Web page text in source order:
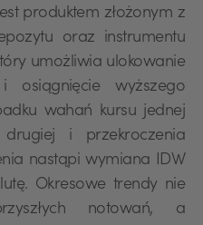
produktem złożonym z
oraz instrumentu
umożliwia ulokowanie
osiągnięcie wyższego
wahań kursu jednej
i przekroczenia
nastąpi wymiana IDW
Okresowe trendy nie
notowań, a